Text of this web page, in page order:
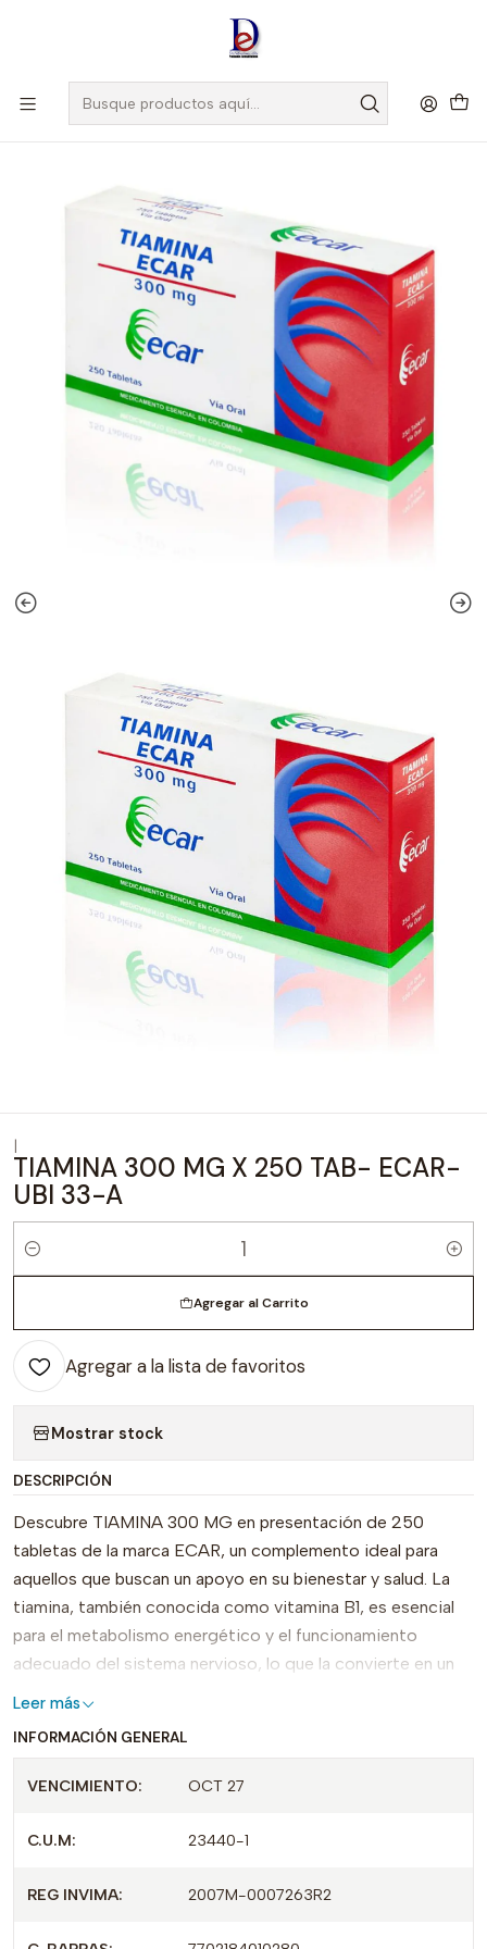
, Si eres nuevo regístrate
TIAMINA 300 MG X 250 TAB- ECAR-
UBI 33-A
Cantidad
Agregar al Carrito
Agregar a la lista de favoritos
Mostrar stock
DESCRIPCIÓN
Descubre TIAMINA 300 MG en presentación de 250
tabletas de la marca ECAR, un complemento ideal para
aquellos que buscan un apoyo en su bienestar y salud. La
tiamina, también conocida como vitamina B1, es esencial
para el metabolismo energético y el funcionamiento
adecuado del sistema nervioso, lo que la convierte en un
aliado clave para mantener tus niveles de energía y tu salud
su cómoda presentación de tabletas, que permiten una
tabletas, garantizando un suministro prolongado y
Leer más
INFORMACIÓN GENERAL
VENCIMIENTO: OCT 27
C.U.M: 23440-1
REG INVIMA: 2007M-0007263R2